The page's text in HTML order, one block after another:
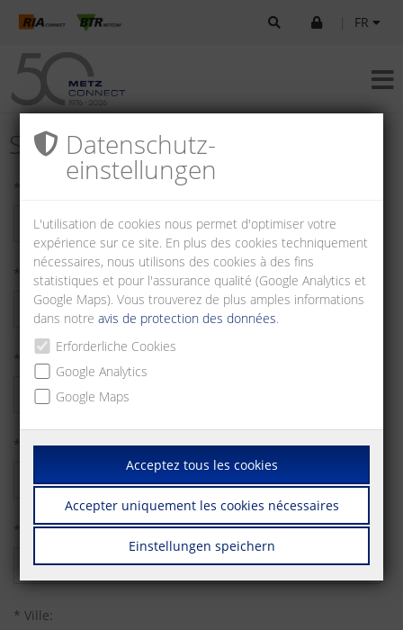
FR
S'inscrire en tant que client
* Prénom:
* Nom de famille:
* Entreprise:
* Rue:
* Code postal:
* Ville:
Datenschutz­
einstellungen
L'utilisation de cookies nous permet d'optimiser votre
expérience sur ce site. En plus des cookies techniquement
nécessaires, nous utilisons des cookies à des fins
statistiques et pour l'assurance qualité (Google Analytics et
Google Maps). Vous trouverez de plus amples informations
dans notreavis de protection des données.
Erforderliche Cookies
Google Analytics
Google Maps
Acceptez tous les cookies
Accepter uniquement les cookies nécessaires
Einstellungen speichern